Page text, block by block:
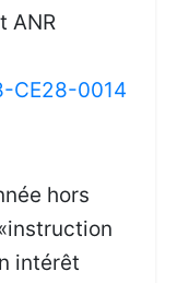
ANR
CE28-0014
hors
intérêt